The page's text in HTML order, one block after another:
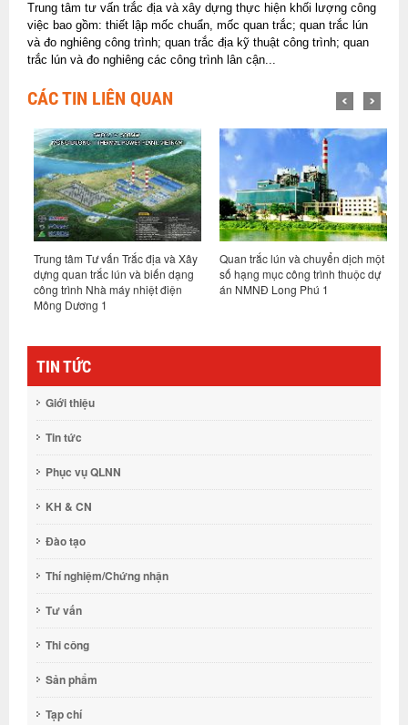
Trung tâm tư vấn trắc địa và xây dựng thực hiện khối lượng công
việc bao gồm: thiết lập mốc chuẩn, mốc quan trắc; quan trắc lún
và đo nghiêng công trình; quan trắc địa kỹ thuật công trình; quan
trắc lún và đo nghiêng các công trình lân cận...
CÁC TIN LIÊN QUAN
Trung tâm Tư vấn Trắc địa và Xây
dựng quan trắc lún và biến dạng
công trình Nhà máy nhiệt điện
Mông Dương 1
Quan trắc lún và chuyển dịch một
số hạng mục công trình thuộc dự
án NMNĐ Long Phú 1
TIN TỨC
Giới thiệu
Tin tức
Phục vụ QLNN
KH & CN
Đào tạo
Thí nghiệm/Chứng nhận
Tư vấn
Thi công
Sản phẩm
Tạp chí